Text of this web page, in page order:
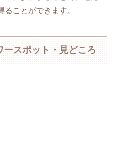
ことができます。
スポット・見どころ